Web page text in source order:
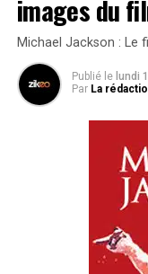
images du
Michael Jackson : Le
Publié le lundi
Par La